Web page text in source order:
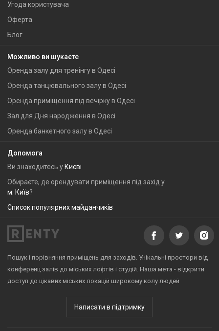
Угода користувача
Оферта
Блог
Можливо ви шукаєте
Оренда залу для тренінгу в Одесі
Оренда танцювального залу в Одесі
Оренда приміщення під вечірку в Одесі
Зал для Дня народження в Одесі
Оренда банкетного залу в Одесі
Допомога
Ви знаходитесь у Києві
Обираєте, де орендувати приміщення під захід у
м. Київ?
Список популярних майданчиків
Пошук і порівняння приміщень для заходів. Унікальні простори від
конференц залів до міських лофтів і студій. Наша мета - відкрити
доступ до цікавих міських локацій широкому колу людей
Написати в підтримку